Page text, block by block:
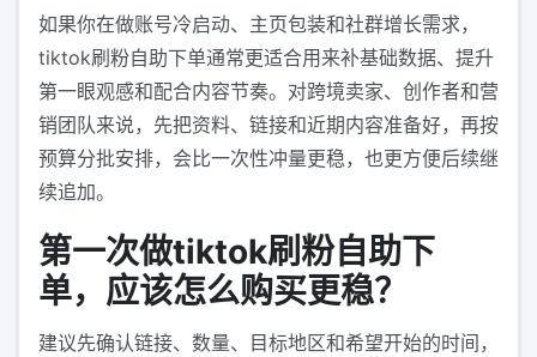
如果你在做账号冷启动、主页包装和社群增长需求，
tiktok刷粉自助下单通常更适合用来补基础数据、提升
第一眼观感和配合内容节奏。对跨境卖家、创作者和营
销团队来说，先把资料、链接和近期内容准备好，再按
预算分批安排，会比一次性冲量更稳，也更方便后续继
续追加。
第一次做tiktok刷粉自助下
单，应该怎么购买更稳？
建议先确认链接、数量、目标地区和希望开始的时间，